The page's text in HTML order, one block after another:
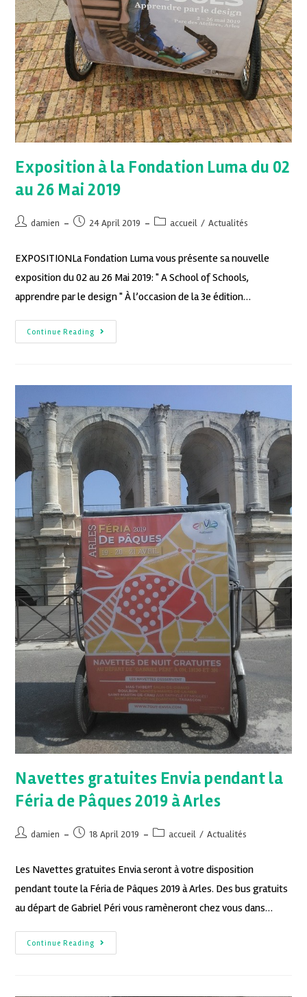
Exposition à la Fondation Luma du 02
au 26 Mai 2019
damien 24 April 2019 accueil / Actualités
EXPOSITIONLa Fondation Luma vous présente sa nouvelle
exposition du 02 au 26 Mai 2019: " A School of Schools,
apprendre par le design " À l’occasion de la 3e édition…
Continue Reading
Navettes gratuites Envia pendant la
Féria de Pâques 2019 à Arles
damien 18 April 2019 accueil / Actualités
Les Navettes gratuites Envia seront à votre disposition
pendant toute la Féria de Pâques 2019 à Arles. Des bus gratuits
au départ de Gabriel Péri vous ramèneront chez vous dans…
Continue Reading